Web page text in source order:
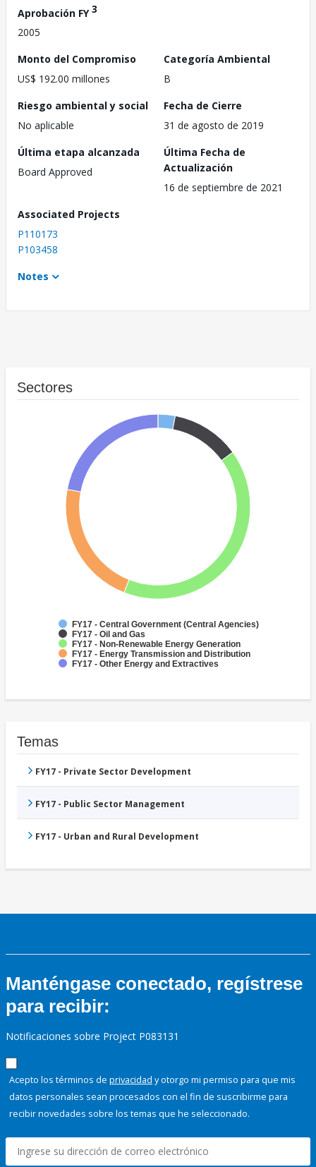
Aprobación FY3
2005
Monto del Compromiso
US$ 192.00 millones
Categoría Ambiental
B
Riesgo ambiental y social
No aplicable
Fecha de Cierre
31 de agosto de 2019
Última etapa alcanzada
Board Approved
Última Fecha de
Actualización
16 de septiembre de 2021
Associated Projects
P110173
P103458
Notes
Sectores
FY17 - Central Government (Central Agencies)
FY17 - Oil and Gas
FY17 - Non-Renewable Energy Generation
FY17 - Energy Transmission and Distribution
FY17 - Other Energy and Extractives
Temas
FY17 - Private Sector Development
FY17 - Public Sector Management
FY17 - Urban and Rural Development
Manténgase conectado, regístrese
para recibir:
Notificaciones sobre Project P083131
Acepto los términos de privacidad y otorgo mi permiso para que mis
datos personales sean procesados con el fin de suscribirme para
recibir novedades sobre los temas que he seleccionado.